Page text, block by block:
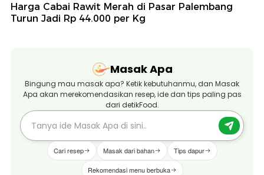
Harga Cabai Rawit Merah di Pasar Palembang
Turun Jadi Rp 44.000 per Kg
Masak Apa
Bingung mau masak apa? Ketik kebutuhanmu, dan Masak
Apa akan merekomendasikan resep, ide dan tips paling pas
dari detikFood.
Cari resep Masak dari bahan Tips dapur
Rekomendasi menu berbuka